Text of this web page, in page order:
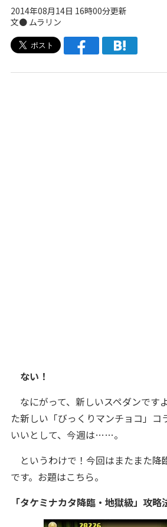
2014年08月14日 16時00分更新
文● ムラリン
ない！
なにがって、新しいスペダンです
た新しい「びっくりマンチョコ」コ
いいとして、今週は……。
というわけで！今回はまたまた降
です。お題はこちら。
「タケミナカタ降臨・地獄級」攻略